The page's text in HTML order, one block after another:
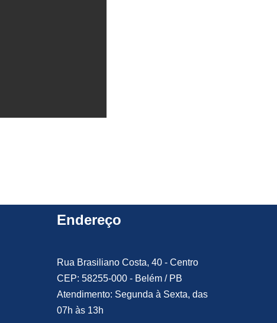
Endereço
Rua Brasiliano Costa, 40 - Centro
CEP: 58255-000 - Belém / PB
Atendimento: Segunda à Sexta, das
07h às 13h